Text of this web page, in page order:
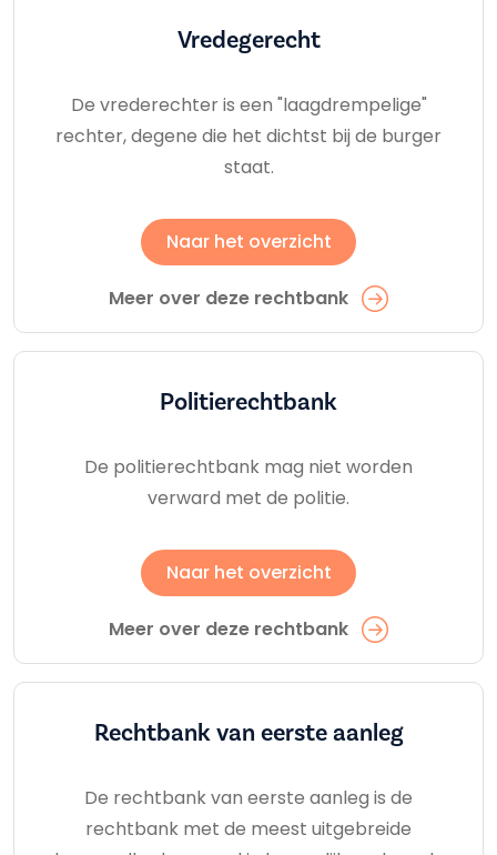
Vredegerecht
De vrederechter is een "laagdrempelige"
rechter, degene die het dichtst bij de burger
staat.
Naar het overzicht
Meer over deze rechtbank
Politierechtbank
De politierechtbank mag niet worden
verward met de politie.
Naar het overzicht
Meer over deze rechtbank
Rechtbank van eerste aanleg
De rechtbank van eerste aanleg is de
rechtbank met de meest uitgebreide